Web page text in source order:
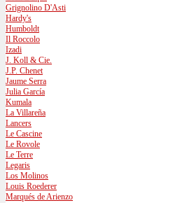
Grignolino D'Asti
Hardy's
Humboldt
Il Roccolo
Izadi
J. Koll & Cie.
J.P. Chenet
Jaume Serra
Julia García
Kumala
La Villareña
Lancers
Le Cascine
Le Rovole
Le Terre
Legaris
Los Molinos
Louis Roederer
Marqués de Arienzo